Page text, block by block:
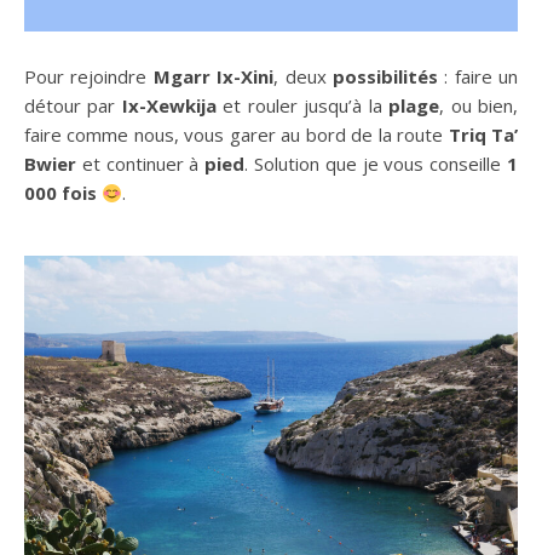
Pour rejoindre Mgarr Ix-Xini, deux possibilités : faire un
détour par Ix-Xewkijaet rouler jusqu’à la plage, ou bien,
faire comme nous, vous garer au bord de la route Triq Ta’
Bwier et continuer à pied. Solution que je vous conseille 1
000 fois
.